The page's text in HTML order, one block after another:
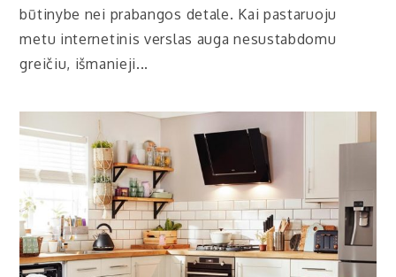
būtinybe nei prabangos detale. Kai pastaruoju
metu internetinis verslas auga nesustabdomu
greičiu, išmanieji...